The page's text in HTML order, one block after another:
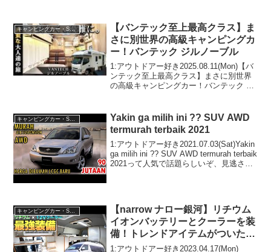
キャンピングカー・SUV人気車種
【バンテック至上最高クラス】ま
さに別世界の高級キャンピングカ
ー！バンテック ジルノーブル
1:アウトドアー好き2025.08.11(Mon)【バ
ンテック至上最高クラス】まさに別世界
の高級キャンピングカー！バンテック ジ
2025.08.11(Mon)この動画は注...
Yakin ga milih ini ?? SUV AWD
termurah terbaik 2021
1:アウトドアー好き2021.07.03(Sat)Yakin
ga milih ini ?? SUV AWD termurah terbaik
2021って人気で話題らしいぞ、見逃さな
キャンピングカー・SUV人気車種
【narrow ナロー銀河】リチウム
イオンバッテリーとクーラーを装
備！トレンドアイテムがついた究
極2人旅キャンピングカーをレビ
1:アウトドアー好き2023.04.17(Mon)